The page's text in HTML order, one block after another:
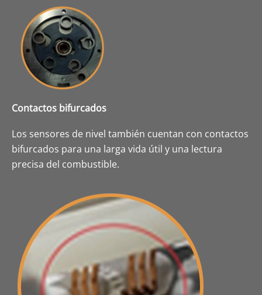
Contactos bifurcados
Los sensores de nivel también cuentan con contactos
bifurcados para una larga vida útil y una lectura
precisa del combustible.